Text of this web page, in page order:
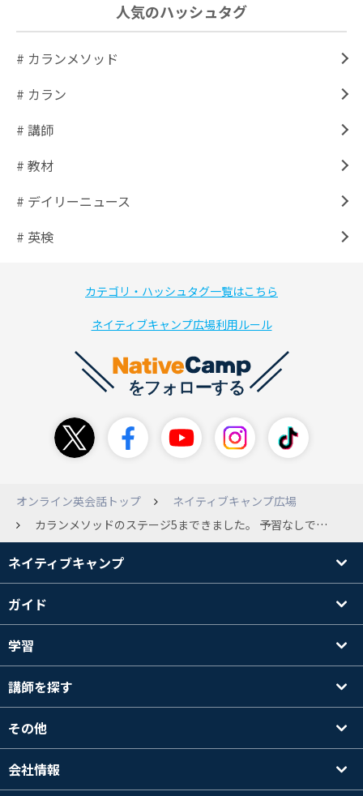
人気のハッシュタグ
# カランメソッド
# カラン
# 講師
# 教材
# デイリーニュース
# 英検
カテゴリ・ハッシュタグ一覧はこちら
ネイティブキャンプ広場利用ルール
オンライン英会話トップ
ネイティブキャンプ広場
カランメソッドのステージ5まできました。 予習なしでは全くよく分からない時があります。 そのため、自習用のプラットフォームで、音声だけ聞いて予習していますが、これもやめた方が良いでしょうか？
ネイティブキャンプ
ガイド
学習
講師を探す
その他
会社情報